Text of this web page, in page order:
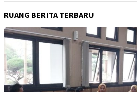
RUANG BERITA TERBARU